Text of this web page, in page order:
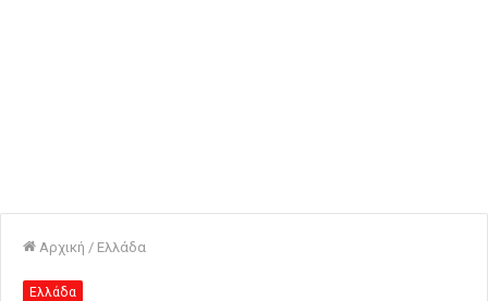
Αρχική / Ελλάδα
Ελλάδα